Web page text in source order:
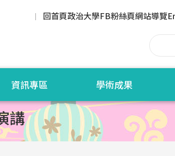
回首頁政治大學FB粉絲頁網站導覽
資訊專區 學術成果
講